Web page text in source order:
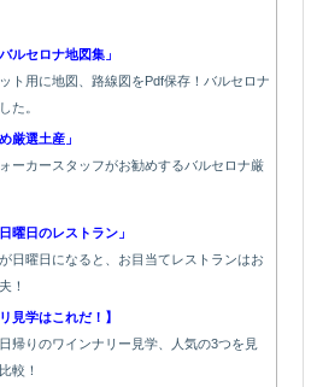
ルセロナ地図集」
ト用に地図、路線図をPdf保存！バルセロナ
た。
厳選土産」
ーカースタッフがお勧めするバルセロナ厳
曜日のレストラン」
日曜日になると、お目当てレストランはお
！
見学はこれだ！】
帰りのワインナリー見学、人気の3つを見
較！